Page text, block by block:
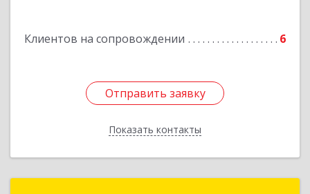
Клиентов на сопровождении 6
Отправить заявку
Показать контакты
Отправить заявку
Назад